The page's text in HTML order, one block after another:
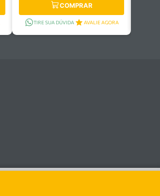
COMPRAR
TIRE SUA DÚVIDA AVALIE AGORA